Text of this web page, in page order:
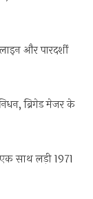
और पारदर्शी
ब्रिगेड मेजर के
साथ लड़ी 1971